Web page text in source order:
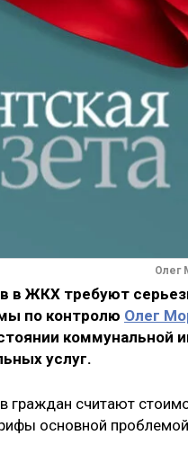
Олег
в ЖКХ требуют
по контролю Олег
коммунальной
услуг.
граждан считают
основной